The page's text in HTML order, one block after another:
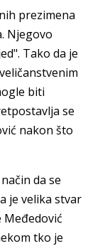
prezimena
Njegovo
Tako da je
biti
se
nakon što
da se
je velika stvar
Međedović
tko je